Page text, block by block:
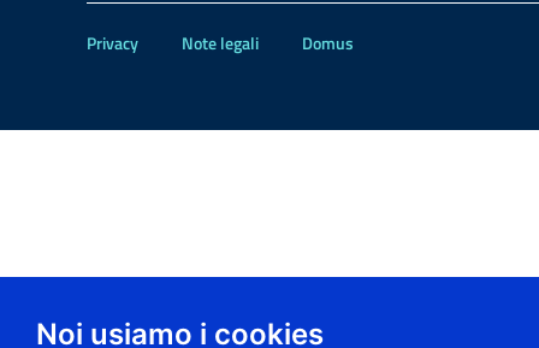
Noi usiamo i cookies
Privacy Note legali Domus